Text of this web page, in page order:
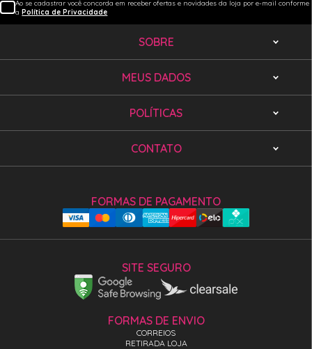
Ao se cadastrar você concorda em receber ofertas e novidades da loja por e-mail conforme
aPolítica de Privacidade
SOBRE
MEUS DADOS
POLÍTICAS
CONTATO
SITE SEGURO
FORMAS DE PAGAMENTO
FORMAS DE ENVIO
CORREIOS
RETIRADA LOJA